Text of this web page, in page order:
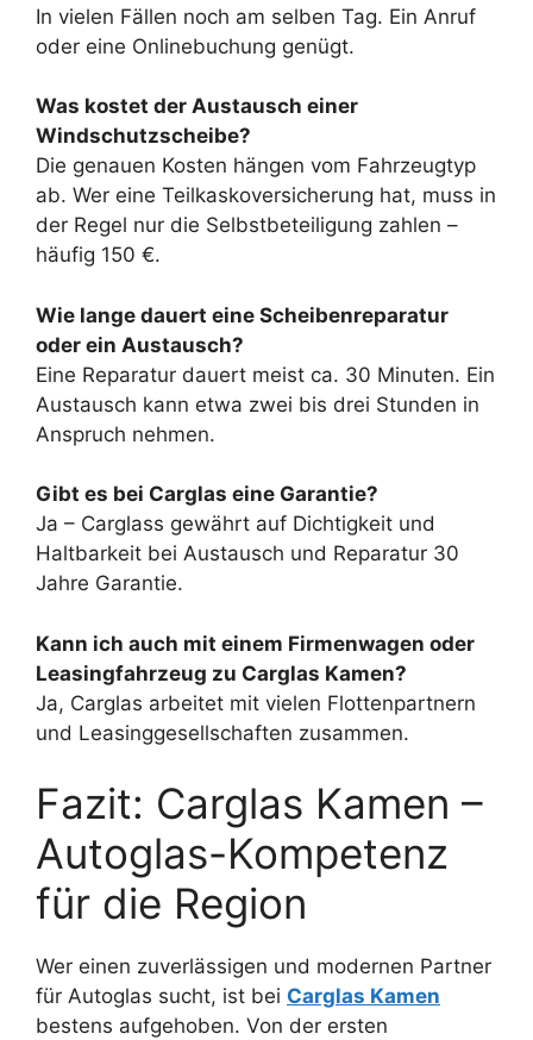
In vielen Fällen noch am selben Tag. Ein Anruf
oder eine Onlinebuchung genügt.
Was kostet der Austausch einer
Windschutzscheibe?
Die genauen Kosten hängen vom Fahrzeugtyp
ab. Wer eine Teilkaskoversicherung hat, muss in
der Regel nur die Selbstbeteiligung zahlen –
häufig 150 €.
Wie lange dauert eine Scheibenreparatur
oder ein Austausch?
Eine Reparatur dauert meist ca. 30 Minuten. Ein
Austausch kann etwa zwei bis drei Stunden in
Anspruch nehmen.
Gibt es bei Carglas eine Garantie?
Ja – Carglass gewährt auf Dichtigkeit und
Haltbarkeit bei Austausch und Reparatur 30
Jahre Garantie.
Kann ich auch mit einem Firmenwagen oder
Leasingfahrzeug zu Carglas Kamen?
Ja, Carglas arbeitet mit vielen Flottenpartnern
und Leasinggesellschaften zusammen.
Fazit: Carglas Kamen –
Autoglas-Kompetenz
für die Region
Wer einen zuverlässigen und modernen Partner
für Autoglas sucht, ist bei Carglas Kamen
bestens aufgehoben. Von der ersten